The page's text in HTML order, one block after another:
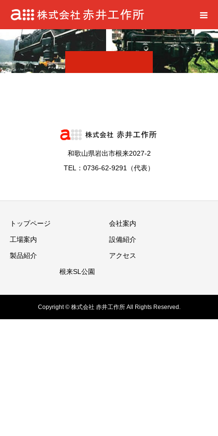
和歌山県岩出市根来2027-2
TEL：0736-62-9291（代表）
トップページ 会社案内
工場案内 設備紹介
製品紹介 アクセス
根来SL公園
Copyright © 株式会社 赤井工作所 All Rights Reserved.